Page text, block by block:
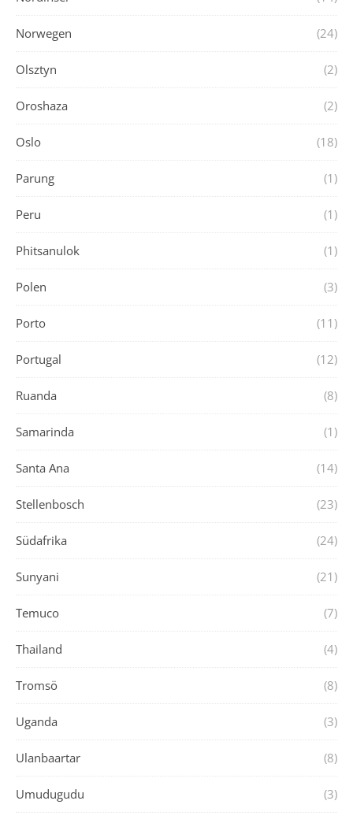
Norwegen (24)
Olsztyn (2)
Oroshaza (2)
Oslo (18)
Parung (1)
Peru (1)
Phitsanulok (1)
Polen (3)
Porto (11)
Portugal (12)
Ruanda (8)
Samarinda (1)
Santa Ana (14)
Stellenbosch (23)
Südafrika (24)
Sunyani (21)
Temuco (7)
Thailand (4)
Tromsö (8)
Uganda (3)
Ulanbaartar (8)
Umudugudu (3)